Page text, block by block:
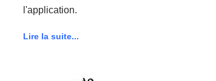
l'application.
Lire la suite...